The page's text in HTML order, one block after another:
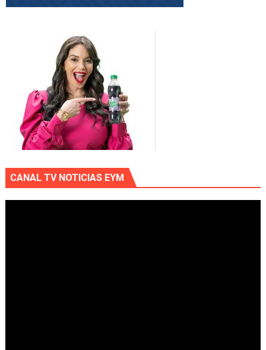
CANAL TV NOTICIAS EYM